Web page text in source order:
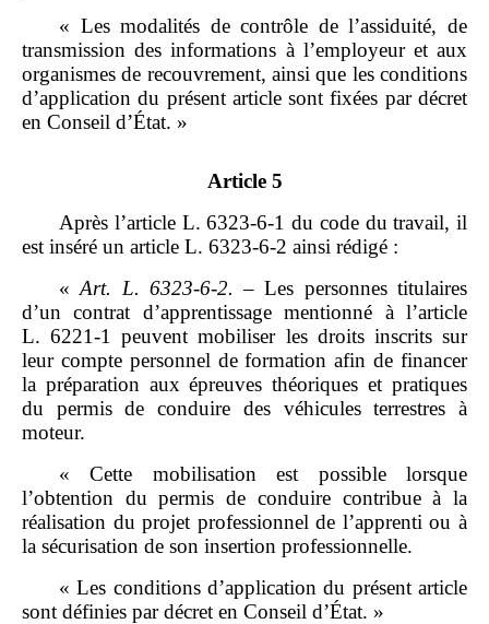
« Les modalités de contrôle de l’assiduité, de
transmission des informations à l’employeur et aux
organismes de recouvrement, ainsi que les conditions
d’application du présent article sont fixées par décret
en Conseil d’État. »
Article 5
Après l’article L. 6323‑6‑1 du code du travail, il
est inséré un article L. 6323‑6‑2 ainsi rédigé :
«Art. L. 6323‑6‑2. – Les personnes titulaires
d’un contrat d’apprentissage mentionné à l’article
L. 6221‑1 peuvent mobiliser les droits inscrits sur
leur compte personnel de formation afin de financer
la préparation aux épreuves théoriques et pratiques
du permis de conduire des véhicules terrestres à
moteur.
« Cette mobilisation est possible lorsque
l’obtention du permis de conduire contribue à la
réalisation du projet professionnel de l’apprenti ou à
la sécurisation de son insertion professionnelle.
« Les conditions d’application du présent article
sont définies par décret en Conseil d’État. »